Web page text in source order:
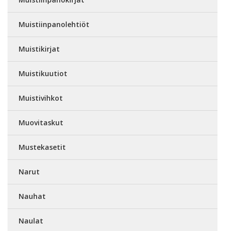
Muistiinpanolehtiöt
Muistikirjat
Muistikuutiot
Muistivihkot
Muovitaskut
Mustekasetit
Narut
Nauhat
Naulat